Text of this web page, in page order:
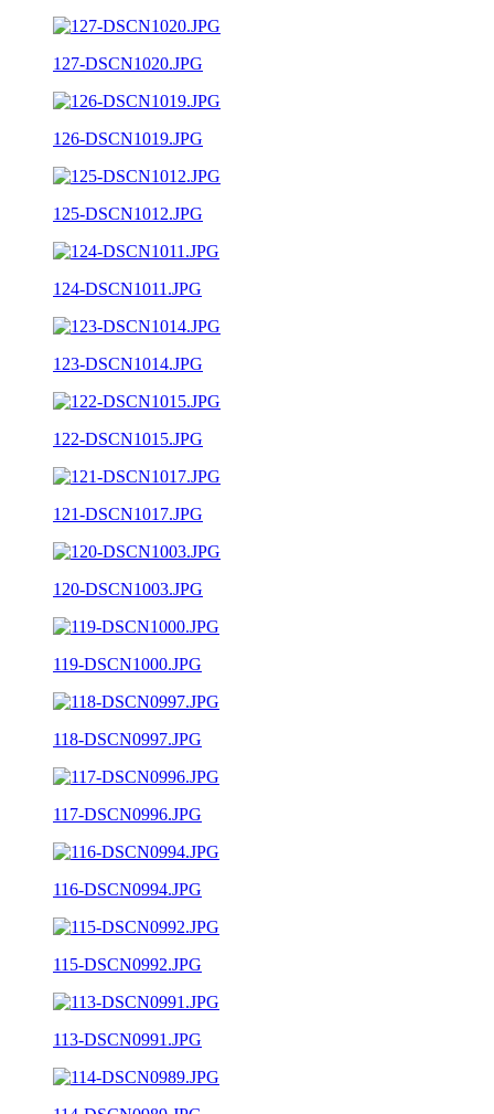
127-DSCN1020.JPG
126-DSCN1019.JPG
125-DSCN1012.JPG
124-DSCN1011.JPG
123-DSCN1014.JPG
122-DSCN1015.JPG
121-DSCN1017.JPG
120-DSCN1003.JPG
119-DSCN1000.JPG
118-DSCN0997.JPG
117-DSCN0996.JPG
116-DSCN0994.JPG
115-DSCN0992.JPG
113-DSCN0991.JPG